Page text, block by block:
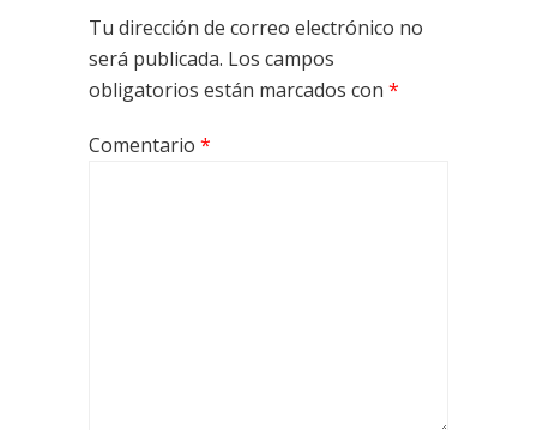
Tu dirección de correo electrónico no
será publicada. Los campos
obligatorios están marcados con *
Comentario *